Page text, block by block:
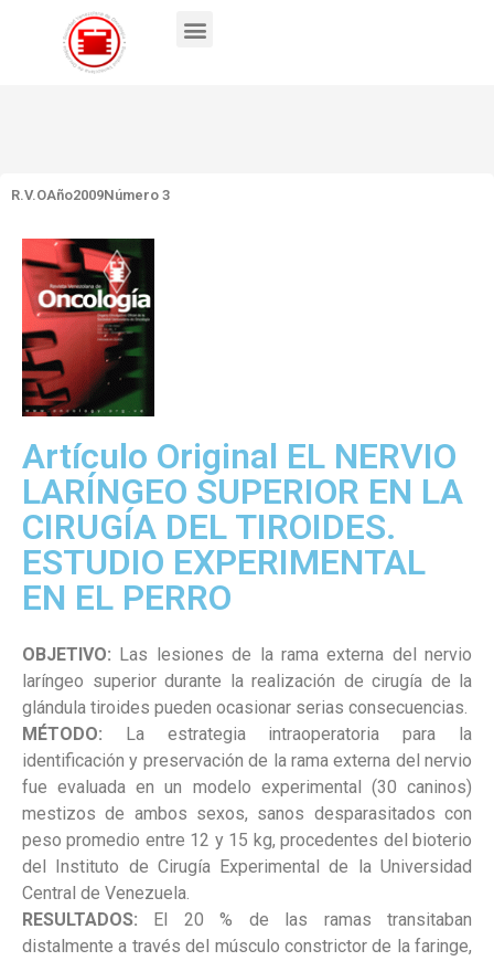
R.V.OAño2009Número 3
Artículo Original EL NERVIO
LARÍNGEO SUPERIOR EN LA
CIRUGÍA DEL TIROIDES.
ESTUDIO EXPERIMENTAL
EN EL PERRO
OBJETIVO: Las lesiones de la rama externa del nervio
laríngeo superior durante la realización de cirugía de la
glándula tiroides pueden ocasionar serias consecuencias.
MÉTODO: La estrategia intraoperatoria para la
identificación y preservación de la rama externa del nervio
fue evaluada en un modelo experimental (30 caninos)
mestizos de ambos sexos, sanos desparasitados con
peso promedio entre 12 y 15 kg, procedentes del bioterio
del Instituto de Cirugía Experimental de la Universidad
Central de Venezuela.
RESULTADOS: El 20 % de las ramas transitaban
distalmente a través del músculo constrictor de la faringe,